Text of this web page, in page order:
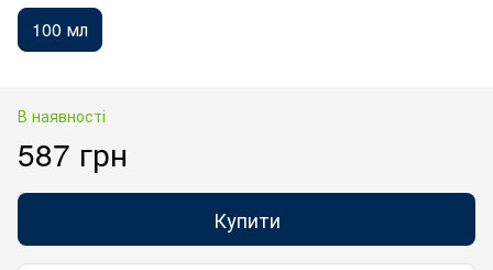
100 мл
В наявності
587 грн
Купити